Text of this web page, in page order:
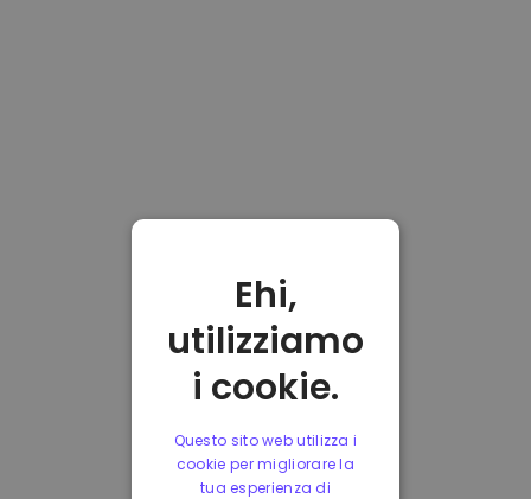
Ehi,
utilizziamo
i cookie.
Questo sito web utilizza i
cookie per migliorare la
tua esperienza di